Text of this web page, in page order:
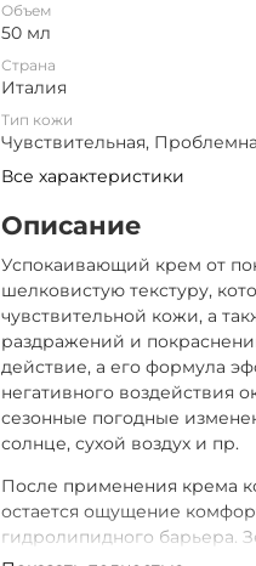
Объем
50 мл
Страна
Италия
Тип кожи
Чувствительная,
Все характеристики
Описание
Успокаивающий крем от
шелковистую текстуру,
чувствительной кожи, а
раздражений и
действие, а его формула
негативного воздействия
сезонные погодные
солнце, сухой воздух и пр.
После применения крема
остается ощущение
гидролипидного барьера.